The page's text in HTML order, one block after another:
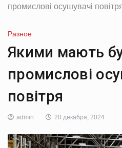
промислові осушувачі
Разное
Якими мають
промислові
повітря
admin 20 декабря, 2024